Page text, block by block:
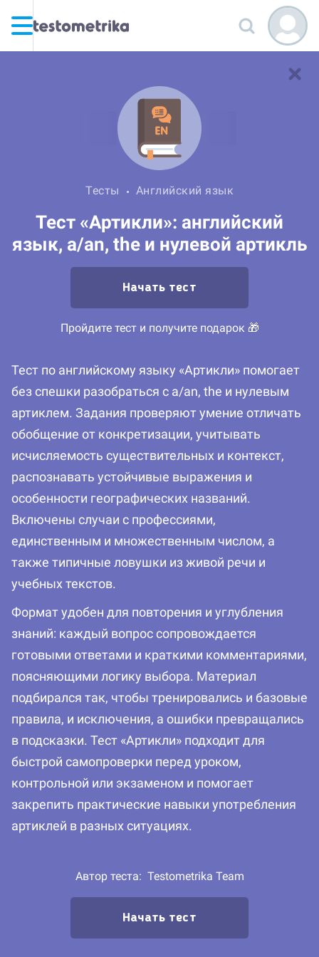
Тесты Английский язык
Тест «Артикли»: английский
язык, a/an, the и нулевой артикль
Начать тест
Пройдите тест и получите подарок 🎁
Тест по английскому языку «Артикли» помогает
без спешки разобраться с a/an, the и нулевым
артиклем. Задания проверяют умение отличать
обобщение от конкретизации, учитывать
исчисляемость существительных и контекст,
распознавать устойчивые выражения и
особенности географических названий.
Включены случаи с профессиями,
единственным и множественным числом, а
также типичные ловушки из живой речи и
учебных текстов.
Формат удобен для повторения и углубления
знаний: каждый вопрос сопровождается
готовыми ответами и краткими комментариями,
поясняющими логику выбора. Материал
подбирался так, чтобы тренировались и базовые
правила, и исключения, а ошибки превращались
в подсказки. Тест «Артикли» подходит для
быстрой самопроверки перед уроком,
контрольной или экзаменом и помогает
закрепить практические навыки употребления
артиклей в разных ситуациях.
Автор теста: Testometrika Team
Начать тест